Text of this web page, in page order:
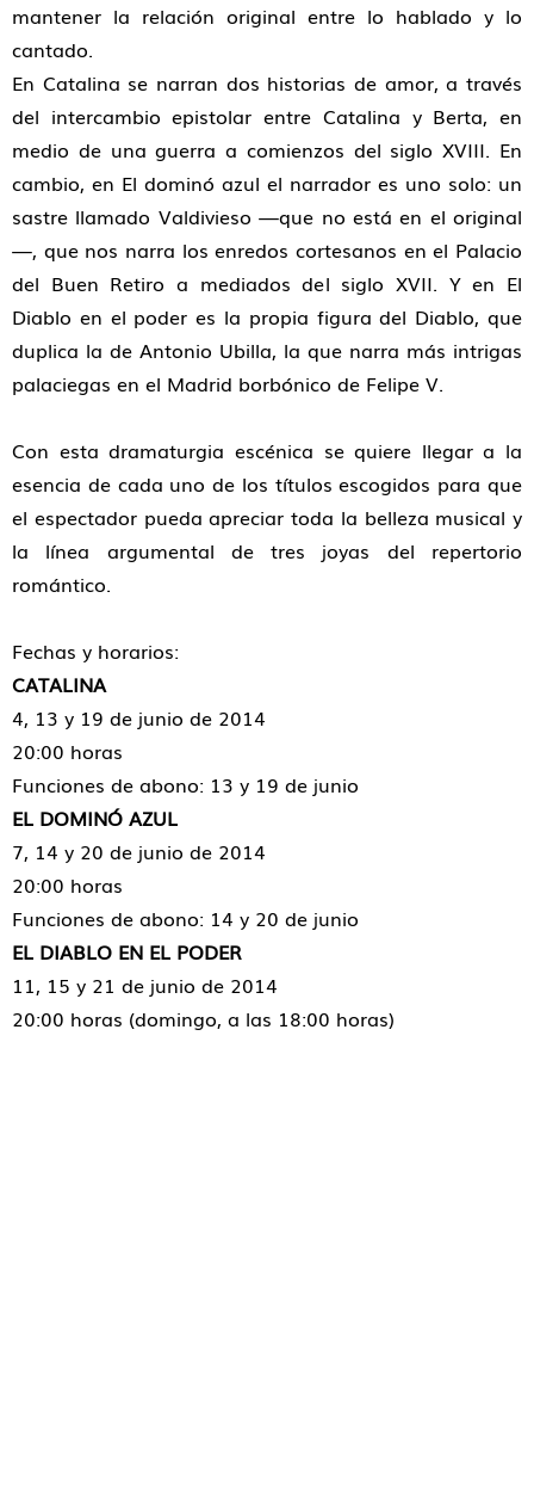
mantener la relación original entre lo hablado y lo
cantado.
En Catalina se narran dos historias de amor, a través
del intercambio epistolar entre Catalina y Berta, en
medio de una guerra a comienzos del siglo XVIII. En
cambio, en El dominó azul el narrador es uno solo: un
sastre llamado Valdivieso —que no está en el original
—, que nos narra los enredos cortesanos en el Palacio
del Buen Retiro a mediados del siglo XVII. Y en El
Diablo en el poder es la propia figura del Diablo, que
duplica la de Antonio Ubilla, la que narra más intrigas
palaciegas en el Madrid borbónico de Felipe V.
Con esta dramaturgia escénica se quiere llegar a la
esencia de cada uno de los títulos escogidos para que
el espectador pueda apreciar toda la belleza musical y
la línea argumental de tres joyas del repertorio
romántico.
Fechas y horarios:
CATALINA
4, 13 y 19 de junio de 2014
20:00 horas
Funciones de abono: 13 y 19 de junio
EL DOMINÓ AZUL
7, 14 y 20 de junio de 2014
20:00 horas
Funciones de abono: 14 y 20 de junio
EL DIABLO EN EL PODER
11, 15 y 21 de junio de 2014
20:00 horas (domingo, a las 18:00 horas)